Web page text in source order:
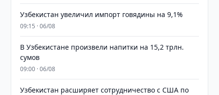
Узбекистан увеличил импорт говядины на 9,1%
09:15 · 06/08
В Узбекистане произвели напитки на 15,2 трлн.
сумов
09:00 · 06/08
Узбекистан расширяет сотрудничество с США по